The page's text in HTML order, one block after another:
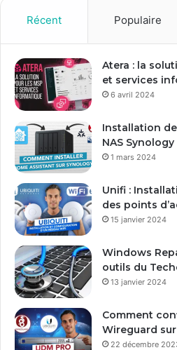
r
e
a
d
s
e
m
a
Récent Populaire
Atera : la
et services
6 avril 2024
Installation
NAS Synology
1 mars 2024
Unifi :
des points
15 janvier 2024
Windows
outils du
13 janvier 2024
Comment
Wireguard sur
22 décembre